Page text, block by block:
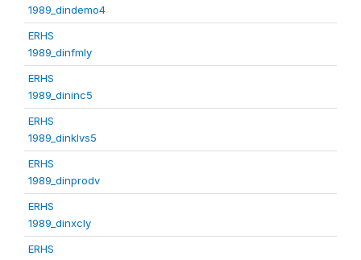
1989_dindemo4
ERHS
1989_dinfmly
ERHS
1989_dininc5
ERHS
1989_dinklvs5
ERHS
1989_dinprodv
ERHS
1989_dinxcly
ERHS